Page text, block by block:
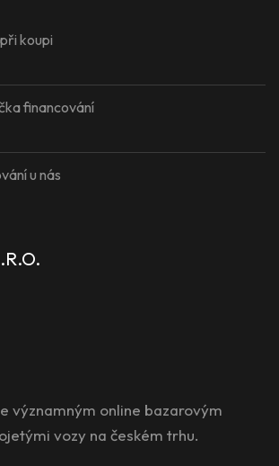
koupi
financování
u nás
významným online bazarovým
vozy na českém trhu.